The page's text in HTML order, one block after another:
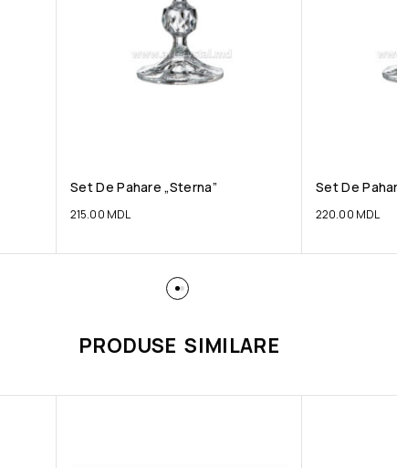
Set De Pahare „Sterna”
215.00 MDL
Set De
220.00 MDL
PRODUSE SIMILARE